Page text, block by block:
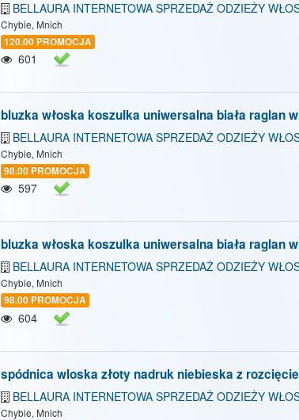
BELLAURA INTERNETOWA SPRZEDAŻ ODZIEŻY
Chybie, Mnich
120.00 PROMOCJA
601
bluzka włoska koszulka uniwersalna biała raglan
BELLAURA INTERNETOWA SPRZEDAŻ ODZIEŻY
Chybie, Mnich
98.00 PROMOCJA
597
bluzka włoska koszulka uniwersalna biała raglan
BELLAURA INTERNETOWA SPRZEDAŻ ODZIEŻY
Chybie, Mnich
98.00 PROMOCJA
604
spódnica wloska złoty nadruk niebieska z rozcięcie
BELLAURA INTERNETOWA SPRZEDAŻ ODZIEŻY
Chybie, Mnich